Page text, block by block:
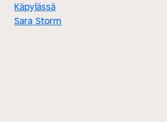
Käpylässä
Sara Storm